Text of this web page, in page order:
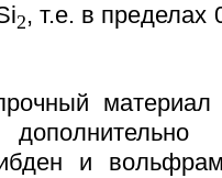
2, т.е. в пределах
и